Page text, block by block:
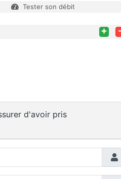
Tester son débit
+
d'avoir pris